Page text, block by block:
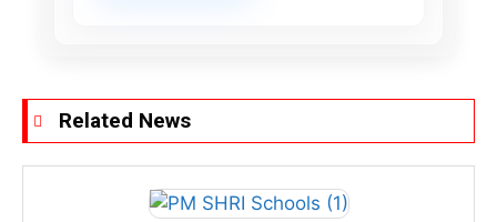
Related News